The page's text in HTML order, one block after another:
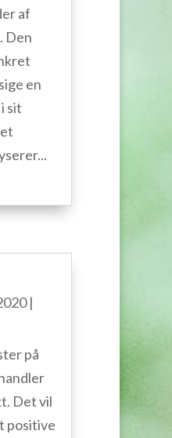
af
Den
en
sit
|
på
Det vil
positive